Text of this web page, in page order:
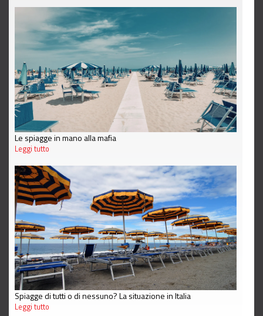
Le spiagge in mano alla mafia
Leggi tutto
Spiagge di tutti o di nessuno? La situazione in Italia
Leggi tutto